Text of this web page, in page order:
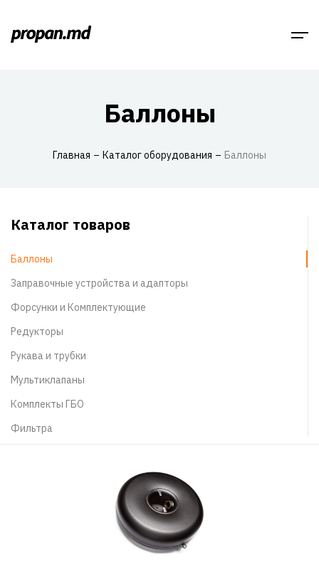
Баллоны
Главная Каталог оборудования Баллоны
Каталог товаров
Баллоны
Заправочные устройства и адапторы
Форсунки и Комплектующие
Редукторы
Рукава и трубки
Мультиклапаны
Комплекты ГБО
Фильтра